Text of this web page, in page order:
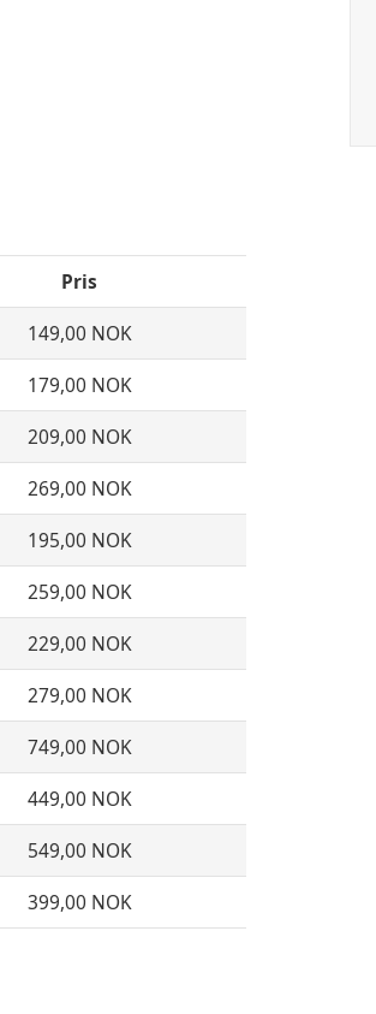
Pris
149,00 NOK
179,00 NOK
209,00 NOK
269,00 NOK
195,00 NOK
259,00 NOK
229,00 NOK
279,00 NOK
749,00 NOK
449,00 NOK
549,00 NOK
399,00 NOK